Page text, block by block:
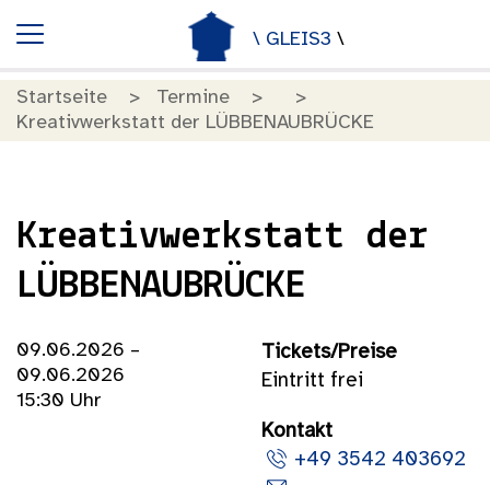
\ GLEIS3\
Startseite
Termine
Kreativwerkstatt der LÜBBENAUBRÜCKE
Kreativwerkstatt der
LÜBBENAUBRÜCKE
09.06.2026 –
09.06.2026
15:30 Uhr
Tickets/Preise
Eintritt frei
Kontakt
+49 3542 403692